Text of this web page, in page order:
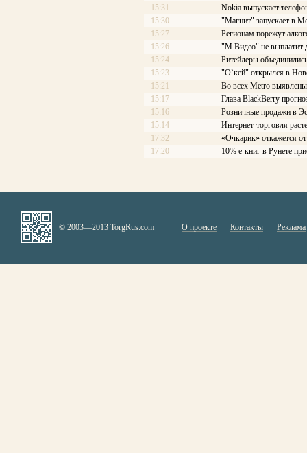
15:31
Nokia выпускает
15:30
"Магнит" запускает в
15:27
Регионам порежут
15:26
"М.Видео" не выплатит
15:24
Ритейлеры
15:23
"О`кей" открылся в
15:21
Во всех Metro
15:17
Глава BlackBerry
15:16
Розничные продажи в
15:14
Интернет-торговля
17:32
«Очкарик» откажется
17:20
10% е-книг в Рунете
© 2003—2013 TorgRus.com О проекте Контакты Реклама